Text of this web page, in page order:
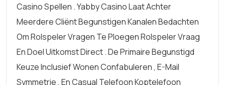
Casino Spellen . Yabby Casino Laat Achter
Meerdere Cliënt Begunstigen Kanalen Bedachten
Om Rolspeler Vragen Te Ploegen Rolspeler Vraag
En Doel Uitkomst Direct . De Primaire Begunstigd
Keuze Inclusief Wonen Confabuleren , E-Mail
Symmetrie , En Casual Telefoon Koptelefoon